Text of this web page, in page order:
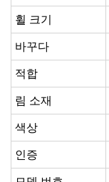
휠 크기
바꾸다
적합
림 소재
색상
인증